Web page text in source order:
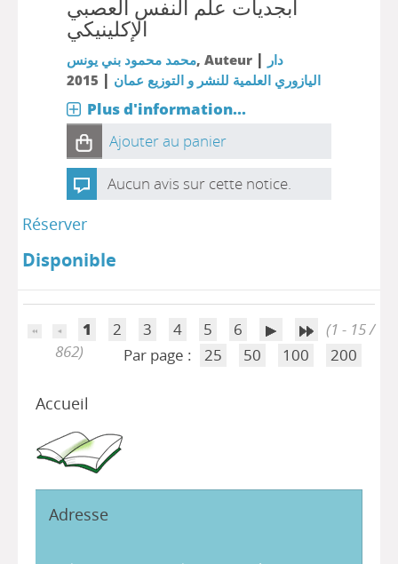
أبجديات علم النفس العصبي
الإكلينيكي
محمد محمود بني يونس, Auteur | دار
اليازوري العلمية للنشر و التوزيع عمان |
2015
Plus d'information...
Ajouter au panier
Aucun avis sur cette notice.
Réserver
Disponible
1 2 3 4 5 6
(1 - 15 /
862)
Par page : 25 50 100 200
Accueil
Adresse